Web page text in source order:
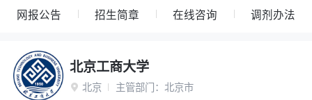
网报公告 招生简章 在线咨询 调剂办法
北京工商大学
 北京 主管部门： 北京市